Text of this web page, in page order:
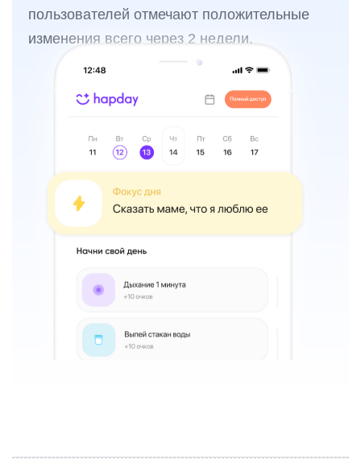
пользователей отмечают положительные
изменения всего через 2 недели.